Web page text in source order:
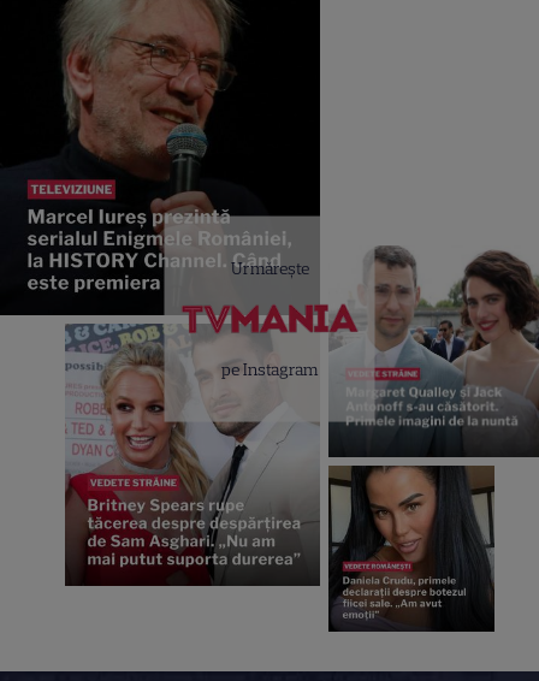
Urmărește
pe Instagram